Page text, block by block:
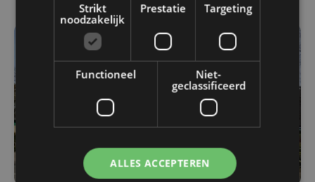
Strikt
noodzakelijk
Prestatie Targeting
Functioneel
Niet-
geclassificeerd
ALLES ACCEPTEREN